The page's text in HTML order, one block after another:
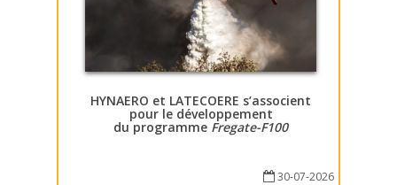
HYNAERO et LATECOERE s’associent
pour le développement
du programme Fregate-F100
30-07-2026